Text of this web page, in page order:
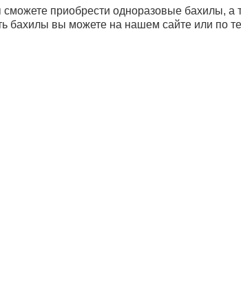
приобрести одноразовые бахилы,
бахилы вы можете на нашем сайте или по